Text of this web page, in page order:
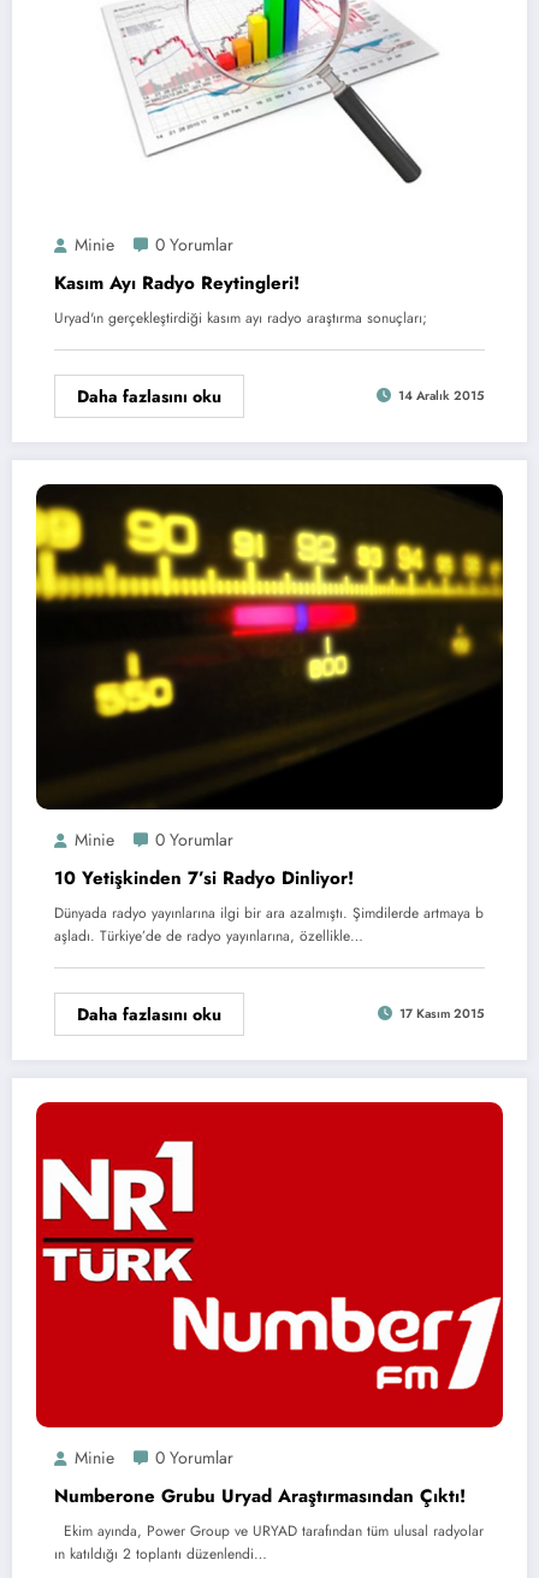
Minie 0 Yorumlar
Kasım Ayı Radyo Reytingleri!
Uryad'ın gerçekleştirdiği kasım ayı radyo araştırma sonuçları;
Daha fazlasını oku 14 Aralık 2015
Minie 0 Yorumlar
10 Yetişkinden 7’si Radyo Dinliyor!
Dünyada radyo yayınlarına ilgi bir ara azalmıştı. Şimdilerde artmaya b
aşladı. Türkiye’de de radyo yayınlarına, özellikle…
Daha fazlasını oku 17 Kasım 2015
Minie 0 Yorumlar
Numberone Grubu Uryad Araştırmasından Çıktı!
Ekim ayında, Power Group ve URYAD tarafından tüm ulusal radyolar
ın katıldığı 2 toplantı düzenlendi…